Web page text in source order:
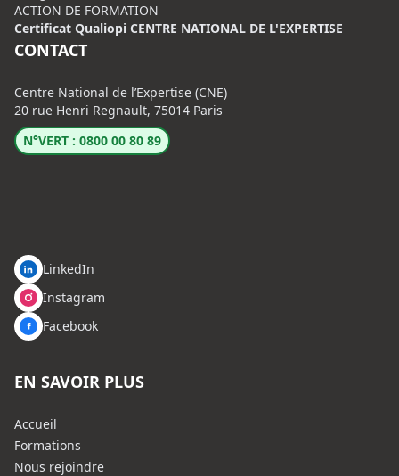
ACTION DE FORMATION
Certificat Qualiopi CENTRE NATIONAL DE L'EXPERTISE
CONTACT
Centre National de l’Expertise (CNE)
20 rue Henri Regnault, 75014 Paris
N°VERT : 0800 00 80 89
LinkedIn
Instagram
Facebook
EN SAVOIR PLUS
Accueil
Formations
Nous rejoindre